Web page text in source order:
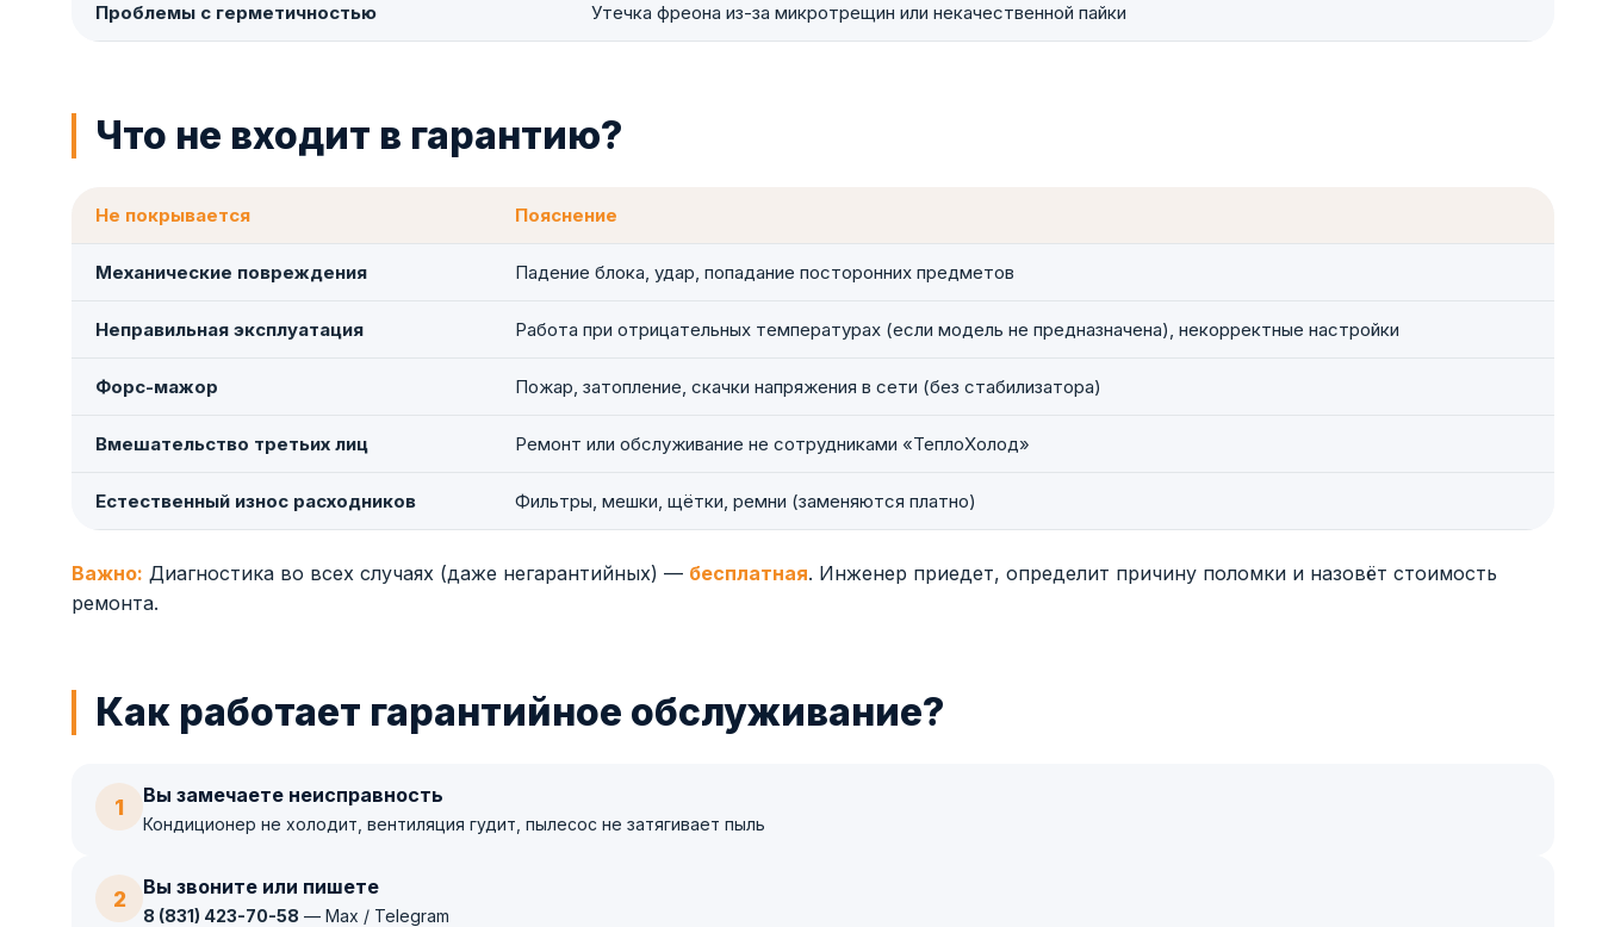
Проблемы с герметичностью Утечка фреона из-за микротрещин или некачественной пайки
Что не входит в гарантию?
Не покрывается Пояснение
Механические повреждения Падение блока, удар, попадание посторонних предметов
Неправильная эксплуатация Работа при отрицательных температурах (если модель не предназначена), некорректные настройки
Форс-мажор Пожар, затопление, скачки напряжения в сети (без стабилизатора)
Вмешательство третьих лиц Ремонт или обслуживание не сотрудниками «ТеплоХолод»
Естественный износ расходников Фильтры, мешки, щётки, ремни (заменяются платно)
Важно: Диагностика во всех случаях (даже негарантийных) — бесплатная. Инженер приедет, определит причину поломки и назовёт стоимость
ремонта.
Как работает гарантийное обслуживание?
1 Вы замечаете неисправность
Кондиционер не холодит, вентиляция гудит, пылесос не затягивает пыль
2 Вы звоните или пишете
8 (831) 423-70-58 — Max / Telegram